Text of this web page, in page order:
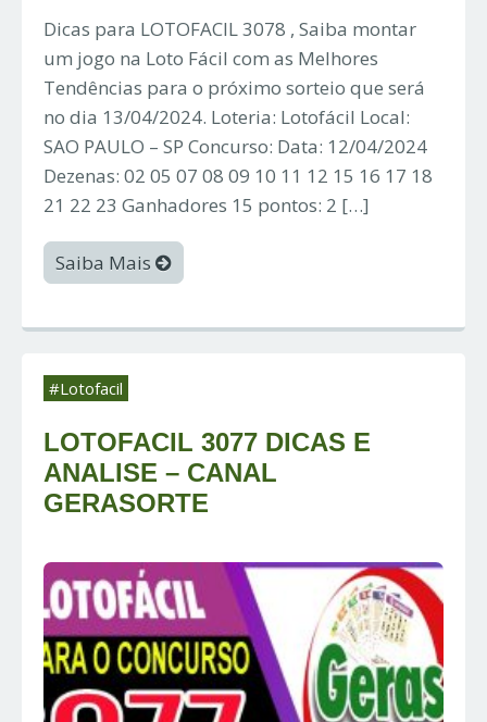
Dicas para LOTOFACIL 3078 , Saiba montar
um jogo na Loto Fácil com as Melhores
Tendências para o próximo sorteio que será
no dia 13/04/2024. Loteria: Lotofácil Local:
SAO PAULO – SP Concurso: Data: 12/04/2024
Dezenas: 02 05 07 08 09 10 11 12 15 16 17 18
21 22 23 Ganhadores 15 pontos: 2 […]
Saiba Mais
#Lotofacil
LOTOFACIL 3077 DICAS E
ANALISE – CANAL
GERASORTE